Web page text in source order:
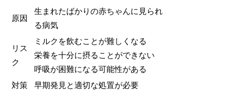
原因
生まれたばかりの赤ちゃんに見られ
る病気
リス
ク
ミルクを飲むことが難しくなる
栄養を十分に摂ることができない
呼吸が困難になる可能性がある
対策
早期発見と適切な処置が必要